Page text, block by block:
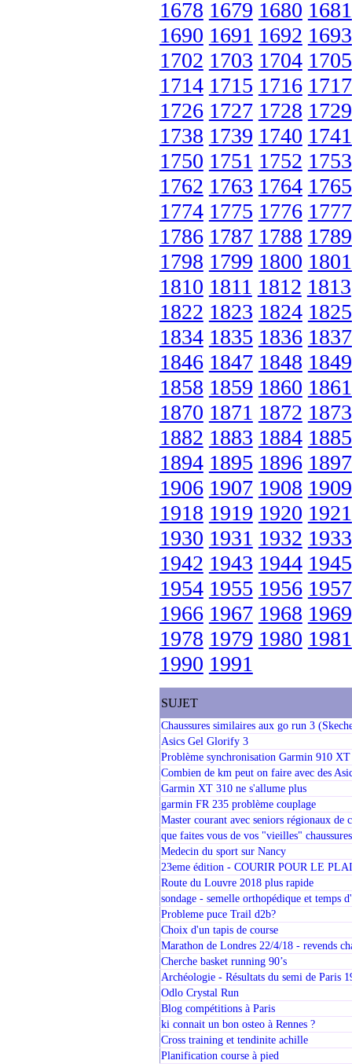
1678 1679 1680 1681
1690 1691 1692 1693
1702 1703 1704 1705
1714 1715 1716 1717
1726 1727 1728 1729
1738 1739 1740 1741
1750 1751 1752 1753
1762 1763 1764 1765
1774 1775 1776 1777
1786 1787 1788 1789
1798 1799 1800 1801
1810 1811 1812 1813
1822 1823 1824 1825
1834 1835 1836 1837
1846 1847 1848 1849
1858 1859 1860 1861
1870 1871 1872 1873
1882 1883 1884 1885
1894 1895 1896 1897
1906 1907 1908 1909
1918 1919 1920 1921
1930 1931 1932 1933
1942 1943 1944 1945
1954 1955 1956 1957
1966 1967 1968 1969
1978 1979 1980 1981
1990 1991
SUJET
Chaussures similaires aux go run 3
Asics Gel Glorify 3
Problème synchronisation Garmin 910 XT
Combien de km peut on faire avec des
Garmin XT 310 ne s'allume plus
garmin FR 235 problème couplage
Master courant avec seniors régionaux de
que faites vous de vos "vieilles" chaussures
Medecin du sport sur Nancy
23eme édition - COURIR POUR LE
Route du Louvre 2018 plus rapide
sondage - semelle orthopédique et temps
Probleme puce Trail d2b?
Choix d'un tapis de course
Marathon de Londres 22/4/18 - revends
Cherche basket running 90’s
Archéologie - Résultats du semi de Paris
Odlo Crystal Run
Blog compétitions à Paris
ki connait un bon osteo à Rennes ?
Cross training et tendinite achille
Planification course à pied